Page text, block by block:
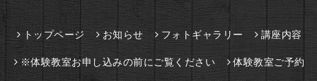
トップページ お知らせ フォトギャラリー 講座内容
※体験教室お申し込みの前にご覧ください 体験教室ご予約